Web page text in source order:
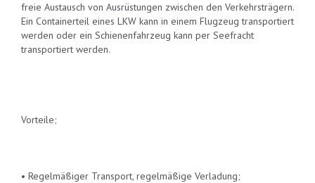
freie Austausch von Ausrüstungen zwischen den Verkehrsträgern.
Ein Containerteil eines LKW kann in einem Flugzeug transportiert
werden oder ein Schienenfahrzeug kann per Seefracht
transportiert werden.
Vorteile;
• Regelmäßiger Transport, regelmäßige Verladung;